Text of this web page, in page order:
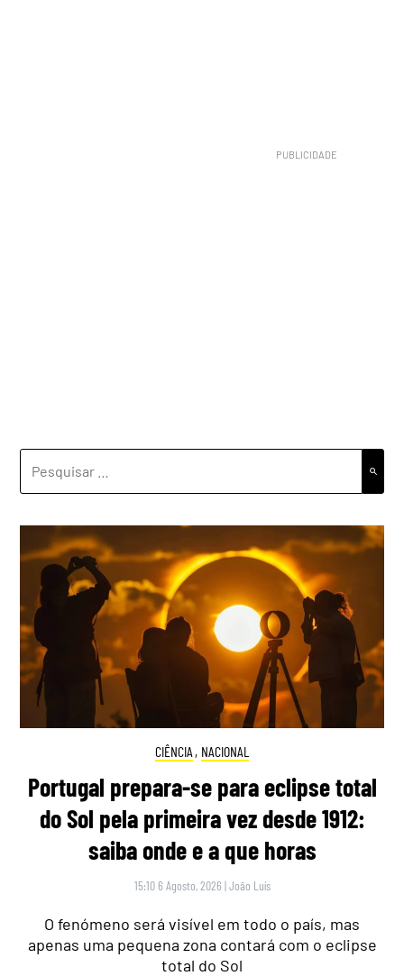
POR:
CIÊNCIA , NACIONAL
Portugal prepara-se para eclipse total
do Sol pela primeira vez desde 1912:
saiba onde e a que horas
15:10 6 Agosto, 2026 |João Luís
O fenómeno será visível em todo o país, mas
apenas uma pequena zona contará com o eclipse
total do Sol